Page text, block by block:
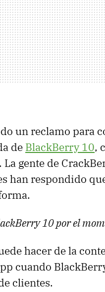
un reclamo para
de BlackBerry 10,
. La gente de
han respondido
10 por el
hacer de la
cuando
clientes.